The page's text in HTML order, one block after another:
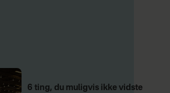
6 ting, du muligvis ikke vidste